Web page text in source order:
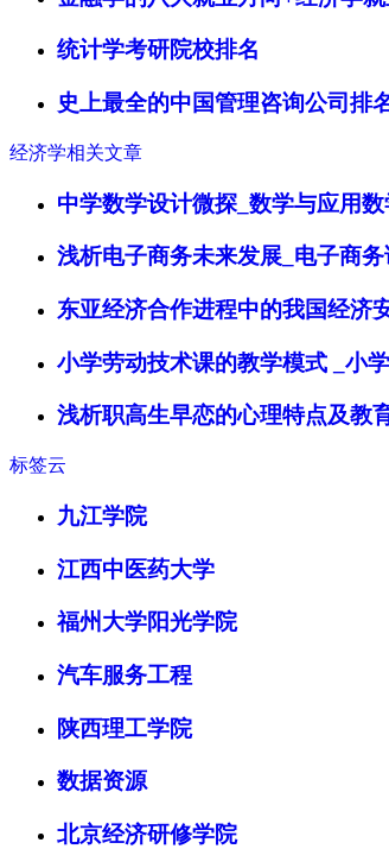
统计学考研院校排名
史上最全的中国管理咨询公司排
经济学相关文章
中学数学设计微探_数学与应用
浅析电子商务未来发展_电子商
东亚经济合作进程中的我国经济
小学劳动技术课的教学模式 _小
浅析职高生早恋的心理特点及教
标签云
九江学院
江西中医药大学
福州大学阳光学院
汽车服务工程
陕西理工学院
数据资源
北京经济研修学院